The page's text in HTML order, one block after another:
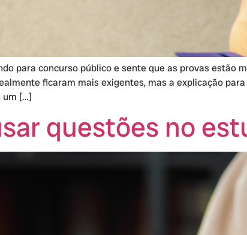
para concurso público e sente que as provas estão
ficaram mais exigentes, mas a explicação
um […]
questões no